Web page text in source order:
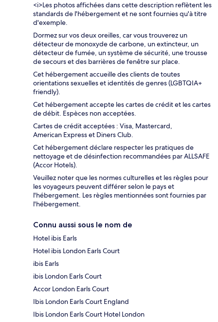
<i>Les photos affichées dans cette description reflètent les
standards de l'hébergement et ne sont fournies qu'à titre
d'exemple.
Dormez sur vos deux oreilles, car vous trouverez un
détecteur de monoxyde de carbone, un extincteur, un
détecteur de fumée, un système de sécurité, une trousse
de secours et des barrières de fenêtre sur place.
Cet hébergement accueille des clients de toutes
orientations sexuelles et identités de genres (LGBTQIA+
friendly).
Cet hébergement accepte les cartes de crédit et les cartes
de débit. Espèces non acceptées.
Cartes de crédit acceptées : Visa, Mastercard,
American Express et Diners Club.
Cet hébergement déclare respecter les pratiques de
nettoyage et de désinfection recommandées par ALLSAFE
(Accor Hotels).
Veuillez noter que les normes culturelles et les règles pour
les voyageurs peuvent différer selon le pays et
l'hébergement. Les règles mentionnées sont fournies par
l'hébergement.
Connu aussi sous le nom de
Hotel ibis Earls
Hotel ibis London Earls Court
ibis Earls
ibis London Earls Court
Accor London Earls Court
Ibis London Earls Court England
Ibis London Earls Court Hotel London